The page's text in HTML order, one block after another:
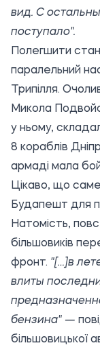
вид. С
поступало".
Полегшити
паралельний
Трипілля.
Микола
у ньому,
8 кораблів
армаді мала
Цікаво, що саме
Будапешт для
Натомість,
більшовиків
фронт. "[…]в
влиты
бензина" —
більшовицької